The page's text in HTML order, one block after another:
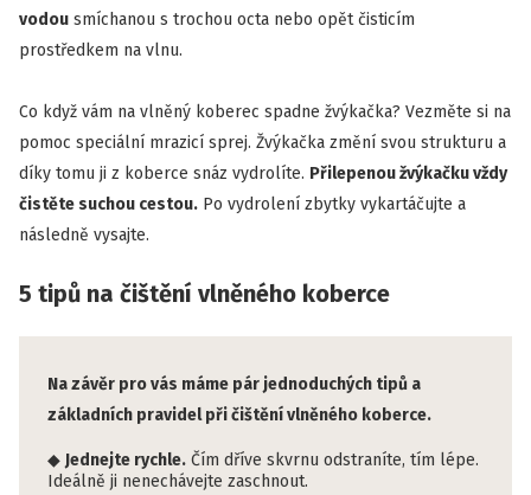
vodou smíchanou s trochou octa nebo opět čisticím
prostředkem na vlnu.
Co když vám na vlněný koberec spadne žvýkačka? Vezměte si na
pomoc speciální mrazicí sprej. Žvýkačka změní svou strukturu a
díky tomu ji z koberce snáz vydrolíte. Přilepenou žvýkačku vždy
čistěte suchou cestou. Po vydrolení zbytky vykartáčujte a
následně vysajte.
5 tipů na čištění vlněného koberce
Na závěr pro vás máme pár jednoduchých tipů a
základních pravidel při čištění vlněného koberce.
Jednejte rychle. Čím dříve skvrnu odstraníte, tím lépe.
Ideálně ji nenechávejte zaschnout.